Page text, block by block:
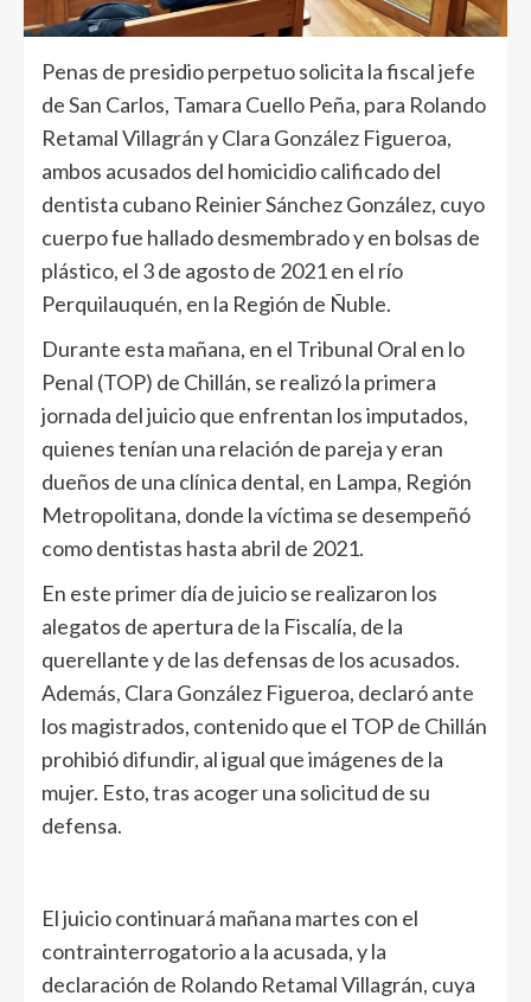
Penas de presidio perpetuo solicita la fiscal jefe
de San Carlos, Tamara Cuello Peña, para Rolando
Retamal Villagrán y Clara González Figueroa,
ambos acusados del homicidio calificado del
dentista cubano Reinier Sánchez González, cuyo
cuerpo fue hallado desmembrado y en bolsas de
plástico, el 3 de agosto de 2021 en el río
Perquilauquén, en la Región de Ñuble.
Durante esta mañana, en el Tribunal Oral en lo
Penal (TOP) de Chillán, se realizó la primera
jornada del juicio que enfrentan los imputados,
quienes tenían una relación de pareja y eran
dueños de una clínica dental, en Lampa, Región
Metropolitana, donde la víctima se desempeñó
como dentistas hasta abril de 2021.
En este primer día de juicio se realizaron los
alegatos de apertura de la Fiscalía, de la
querellante y de las defensas de los acusados.
Además, Clara González Figueroa, declaró ante
los magistrados, contenido que el TOP de Chillán
prohibió difundir, al igual que imágenes de la
mujer. Esto, tras acoger una solicitud de su
defensa.
El juicio continuará mañana martes con el
contrainterrogatorio a la acusada, y la
declaración de Rolando Retamal Villagrán, cuya